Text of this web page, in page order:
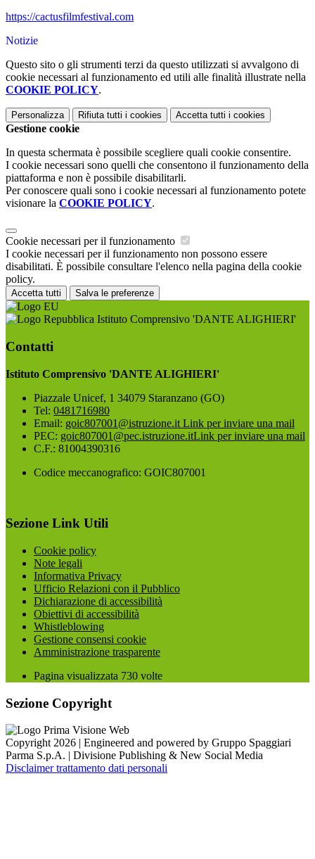
https://cactusfilmfestival.com
Notizie
Questo sito o gli strumenti terzi da questo utilizzati si avvalgono di
cookie necessari al funzionamento ed utili alle finalità illustrate nella
COOKIE POLICY.
Personalizza Rifiuta tutti i cookies Accetta tutti i cookies
Gestione cookie
In questa schermata è possibile scegliere quali cookie consentire.
I cookie necessari sono quelli che consentono il funzionamento della
piattaforma e non è possibile disabilitarli.
Per conoscere quali sono i cookie necessari al funzionamento potete
visionare la COOKIE POLICY.
Cookie necessari per il funzionamento
I cookie necessari per il funzionamento non possono essere
disabilitati. È possibile consultare l'elenco nella pagina della cookie
policy.
Accetta tutti Salva le preferenze
Istituto Comprensivo 'DANTE ALIGHIERI'
Contatti
Istituto Comprensivo 'DANTE ALIGHIERI'
Piazzale Unicef, 1 34079 Staranzano (GO)
Tel: 0481716980
Email: goic807001@istruzione.it Link per inviare una mail
PEC: goic807001@pec.istruzione.itLink per inviare una mail
C.F.: 81004390316
Codice meccanografico: GOIC807001
Sezione Link Utili
Cookie policy
Note legali
Informativa Privacy
Ufficio Relazioni con il Pubblico
Dichiarazione di accessibilità
Obiettivi di accessibilità
Whistleblowing
Gestione consensi cookie
Amministrazione trasparente
Pagina visualizzata 730 volte
Sezione Copyright
Copyright 2026 | Engineered and powered by Gruppo Spaggiari
Parma S.p.A. | Divisione Publishing & New Social Media
Disclaimer trattamento dati personali